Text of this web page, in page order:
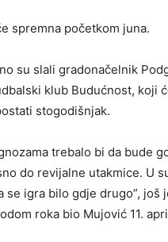
spremna početkom juna.
su slali gradonačelnik
klub Budućnost, koji
stogodišnjak.
trebalo bi da bude
do revijalne utakmice. U
se igra bilo gdje drugo”, još
roka bio Mujović 11.